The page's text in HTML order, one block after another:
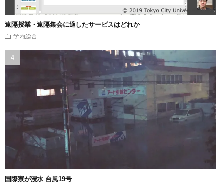
遠隔授業・遠隔集会に適したサービスはどれか
学内総合
国際寮が浸水 台風19号